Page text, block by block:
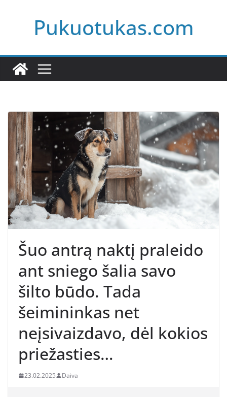
Pukuotukas.com
Šuo antrą naktį praleido
ant sniego šalia savo
šilto būdo. Tada
šeimininkas net
neįsivaizdavo, dėl kokios
priežasties…
23.02.2025 Daiva